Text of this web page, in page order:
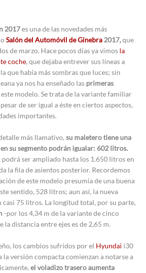
2017es una de las novedades más
Salón del Automóvil de Ginebra 2017,que
de marzo. Hace pocos días ya vimos la
coche, que dejaba entrever sus líneas a
que había más sombras que luces; sin
ya nos ha enseñado las primeras
este modelo. Se trata de la variante familiar
de ser igual a éste en ciertos aspectos,
importantes.
más llamativo, su maletero tiene una
su segmento podrán igualar: 602 litros.
podrá ser ampliado hasta los 1.650 litros en
la fila de asientos posterior. Recordemos
de este modelo presumía de una buena
sentido, 528 litros; aun así, la nueva
casi 75 litros. La longitud total, por su parte,
-por los 4,34 m de la variante de cinco
la distancia entre ejes es de 2,65 m.
los cambios sufridos por el Hyundai i30
la versión compacta comienzan a notarse a
el voladizo trasero aumenta